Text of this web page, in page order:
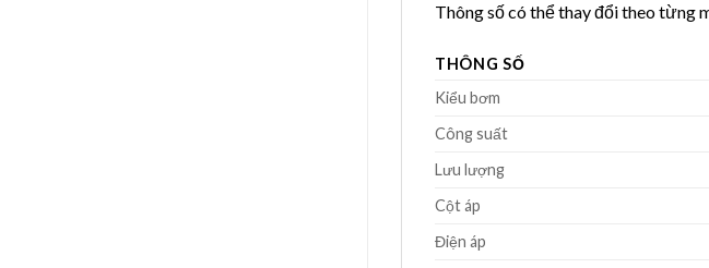
Thông số có thể thay đổi theo từng
THÔNG SỐ
Kiểu bơm
Công suất
Lưu lượng
Cột áp
Điện áp